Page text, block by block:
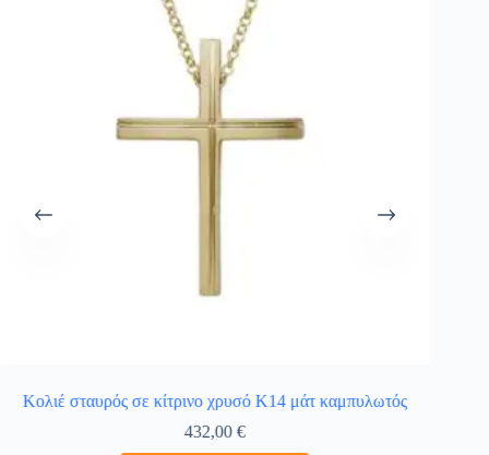
Κολιέ σταυρός σε κίτρινο χρυσό Κ14 μάτ καμπυλωτός
432,00€